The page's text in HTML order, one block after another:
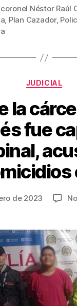
ail er
e
m
p
tir
coronel Néstor Raúl
, Plan Cazador,
JUDICIAL
la
fue
de 2023